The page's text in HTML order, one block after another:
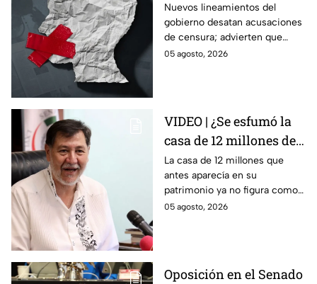
Gobierno podría
decidir qué es verdad y
qué mentira; advierte
Maru Campos
Nuevos lineamientos del
gobierno desatan acusaciones
de censura; advierten que
permitirían decidir qué es
05 agosto, 2026
VIDEO | ¿Se esfumó la
casa de 12 millones de
Noroña? Esto
respondió sobre su
declaración
patrimonial 2026
La casa de 12 millones que
antes aparecía en su
patrimonio ya no figura como
inmueble en su declaración.
05 agosto, 2026
Oposición en el Senado